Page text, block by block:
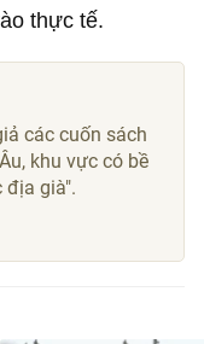
thực tế.
các cuốn sách
khu vực có bề
địa già".